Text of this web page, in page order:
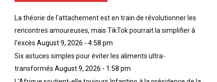
La théorie de l'attachement est en train de révolutionner les
rencontres amoureuses, mais TikTok pourrait la simplifier à
l'excès August 9, 2026 - 4:58 pm
Six astuces simples pour éviter les aliments ultra-
transformés August 9, 2026 - 1:58 pm